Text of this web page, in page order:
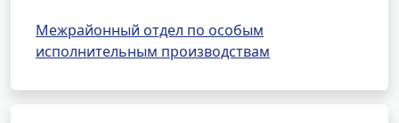
Межрайонный отдел по особым
исполнительным производствам